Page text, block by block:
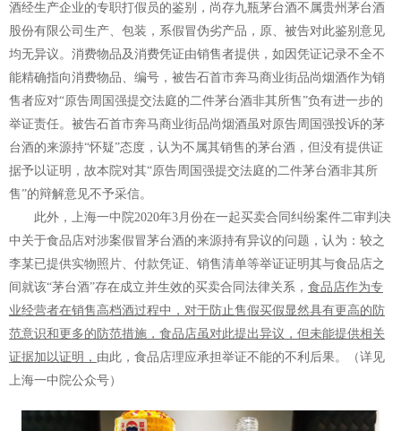
酒经生产企业的专职打假员的鉴别，尚存九瓶茅台酒不属贵州茅台酒
股份有限公司生产、包装，系假冒伪劣产品，原、被告对此鉴别意见
均无异议。 消费物品及消费凭证由销售者提供，如因凭证记录不全不
能精确指向消费物品、编号，被告石首市奔马商业街品尚烟酒作为销
售者应对“原告周国强提交法庭的二件茅台酒非其所售”负有进一步的
举证责任。 被告石首市奔马商业街品尚烟酒虽对原告周国强投诉的茅
台酒的来源持“怀疑”态度，认为不属其销售的茅台酒，但没有提供证
据予以证明，故本院对其“原告周国强提交法庭的二件茅台酒非其所
售”的辩解意见不予采信。
此外， 上海一中院2020年3月份在一起买卖合同纠纷案件二审判决
中关于食品店对涉案假冒茅台酒的来源持有异议的问题，认为 ：较之
李某已提供实物照片、付款凭证、销售清单等举证证明其与食品店之
间就该“茅台酒”存在成立并生效的买卖合同法律关系， 食品店作为专
业经营者在销售高档酒过程中，对于防止售假买假显然具有更高的防
范意识和更多的防范措施，食品店虽对此提出异议，但未能提供相关
证据加以证明， 由此，食品店理应承担举证不能的不利后果。（详见
上海一中院公众号）